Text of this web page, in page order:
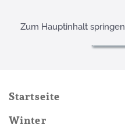
Zum Hauptinhalt springen
Startseite
Winter